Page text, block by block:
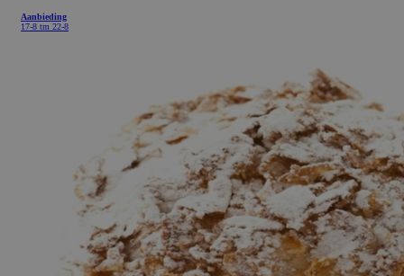
Aanbieding
17-8 tm 22-8